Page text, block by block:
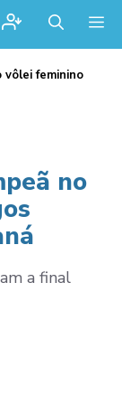
vôlei feminino
no
a final